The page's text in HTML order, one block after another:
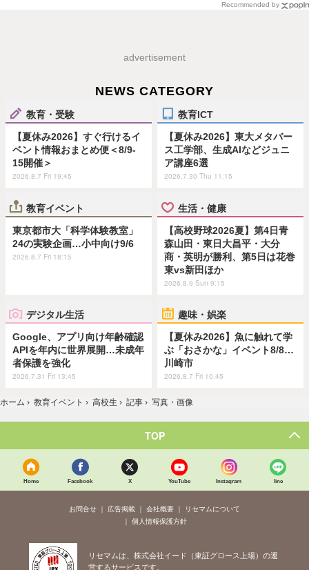
Recommended by
advertisement
NEWS CATEGORY
教育・受験
【夏休み2026】すぐ行けるイ
ベント情報おまとめ便＜8/9-
15開催＞
2026.8.7 Fri 19:45
教育ICT
【夏休み2026】東大メタバー
ス工学部、生成AIなどジュニ
ア講座6選
2026.7.30 Thu 11:15
教育イベント
東京都市大「科学体験教室」
24の実験企画…小中向け9/6
2026.8.7 Fri 18:15
生活・健康
【高校野球2026夏】第4日青
森山田・東日大昌平・大分
商・英明が勝利、第5日は花巻
東vs新田ほか
2026.8.9 Sun 9:15
デジタル生活
Google、アプリ向け年齢確認
APIを年内に世界展開…未成年
者保護を強化
2026.7.31 Fri 13:45
趣味・娯楽
【夏休み2026】魚に触れて学
ぶ「おさかな」イベント8/8…
川崎市
2026.8.7 Fri 10:45
ホーム › 教育イベント › 高校生 › 記事 › 写真・画像
TOP
Home Facebook X YouTube Instagram line
お問合せ 広告掲載 会社概要
リセマムについて
個人情報保護方針
リセマムは、株式会社イード（東証グロース上場）の運
営するサービスです。